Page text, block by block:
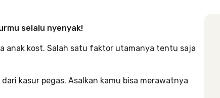
selalu nyenyak!
anak kost. Salah satu faktor utamanya tentu saja
kasur pegas. Asalkan kamu bisa merawatnya